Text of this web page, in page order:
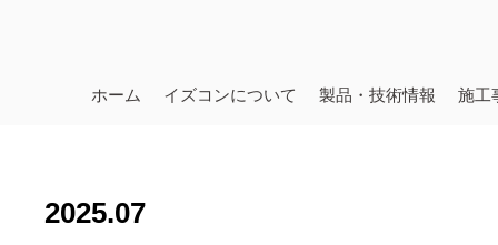
ホーム イズコンについて 製品・技術情報 施工
2025.07